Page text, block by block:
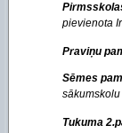
pievienota
Praviņu
Sēmes
sākumskolu
Tukuma